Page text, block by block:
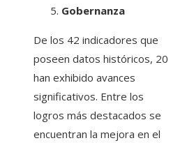
Gobernanza
De los 42 indicadores que
poseen datos históricos, 20
han exhibido avances
significativos. Entre los
logros más destacados se
encuentran la mejora en el